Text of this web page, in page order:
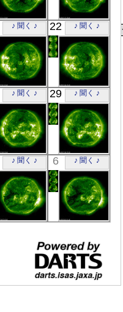
SOHO
00:24
極端紫外線
SOHO
00:24
極端紫外線
♪ 聞く ♪
SOHO
00:24
極端紫外線
22 ♪ 聞く ♪
SOHO
00:24
極端紫外線
♪ 聞く ♪
SOHO
00:24
極端紫外線
29 ♪ 聞く ♪
SOHO
00:24
極端紫外線
♪ 聞く ♪
極端紫外線
6 ♪ 聞く ♪
極端紫外線